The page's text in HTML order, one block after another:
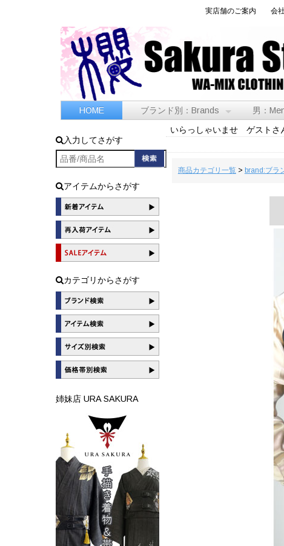
実店舗のご案内 会
HOME ブランド別：Brands 男：
入力してさがす
アイテムからさがす
カテゴリからさがす
姉妹店 URA SAKURA
いらっしゃいませ ゲストさ
商品カテゴリ一覧> brand:ブラ